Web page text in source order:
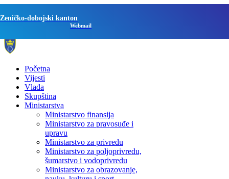
Zeničko-dobojski kanton
Webmail
Početna
Vijesti
Vlada
Skupština
Ministarstva
Ministarstvo finansija
Ministarstvo za pravosuđe i
upravu
Ministarstvo za privredu
Ministarstvo za poljoprivredu,
šumarstvo i vodoprivredu
Ministarstvo za obrazovanje,